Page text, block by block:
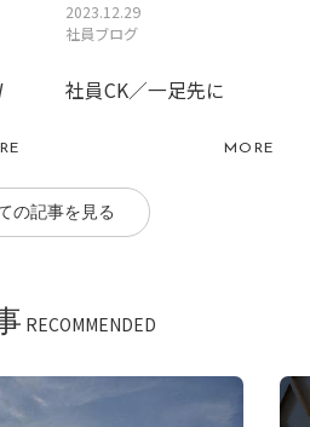
2023.12.29
社員ブログ
社員CK／一足先に
MORE
の記事を見る
RECOMMENDED